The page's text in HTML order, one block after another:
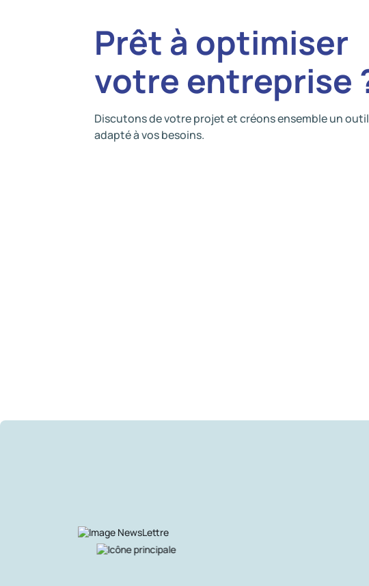
Prêt à optimiser
votre entreprise
Discutons de votre projet et créons ensemble un outil
adapté à vos besoins.